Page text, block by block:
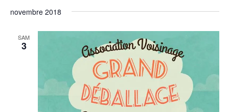
et
de
vues
une
novembre 2018
SAM
3